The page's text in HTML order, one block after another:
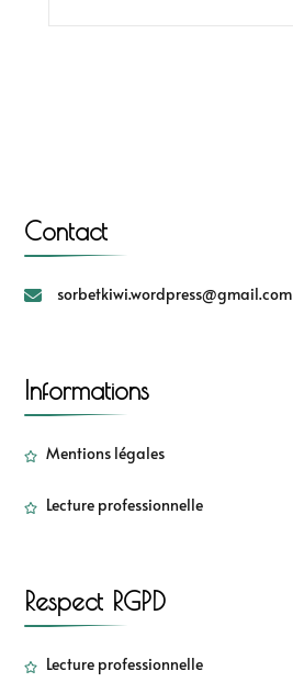
Contact
sorbetkiwi.wordpress@gmail.com
Informations
Mentions légales
Lecture professionnelle
Respect RGPD
Lecture professionnelle